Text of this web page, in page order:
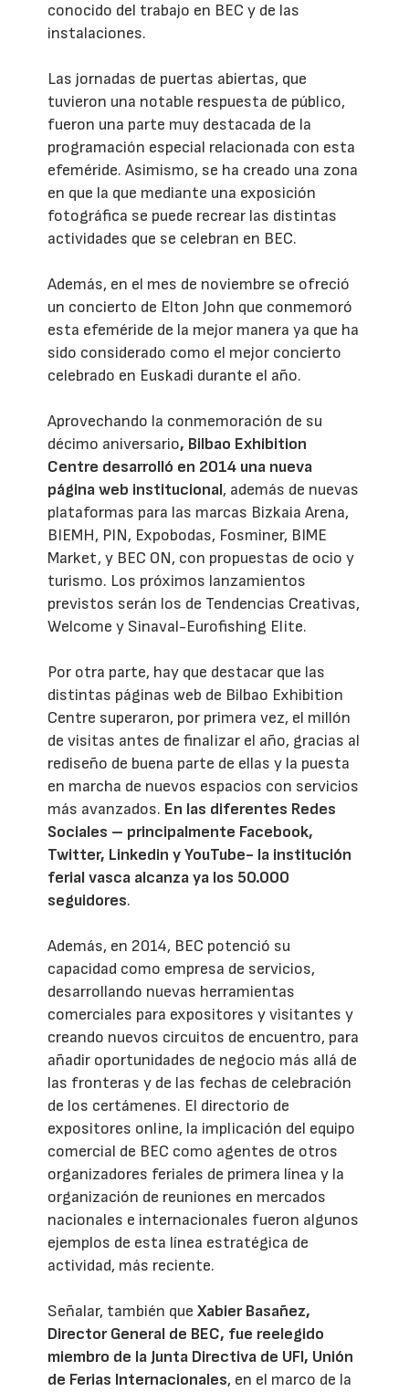
conocido del trabajo en BEC y de las
instalaciones.
Las jornadas de puertas abiertas, que
tuvieron una notable respuesta de público,
fueron una parte muy destacada de la
programación especial relacionada con esta
efeméride. Asimismo, se ha creado una zona
en que la que mediante una exposición
fotográfica se puede recrear las distintas
actividades que se celebran en BEC.
Además, en el mes de noviembre se ofreció
un concierto de Elton John que conmemoró
esta efeméride de la mejor manera ya que ha
sido considerado como el mejor concierto
celebrado en Euskadi durante el año.
Aprovechando la conmemoración de su
décimo aniversario, Bilbao Exhibition
Centre desarrolló en 2014 una nueva
página web institucional, además de nuevas
plataformas para las marcas Bizkaia Arena,
BIEMH, PIN, Expobodas, Fosminer, BIME
Market, y BEC ON, con propuestas de ocio y
turismo. Los próximos lanzamientos
previstos serán los de Tendencias Creativas,
Welcome y Sinaval-Eurofishing Elite.
Por otra parte, hay que destacar que las
distintas páginas web de Bilbao Exhibition
Centre superaron, por primera vez, el millón
de visitas antes de finalizar el año, gracias al
rediseño de buena parte de ellas y la puesta
en marcha de nuevos espacios con servicios
más avanzados. En las diferentes Redes
Sociales – principalmente Facebook,
Twitter, Linkedin yYouTube- la institución
ferial vasca alcanza ya los 50.000
seguidores.
Además, en 2014, BEC potenció su
capacidad como empresa de servicios,
desarrollando nuevas herramientas
comerciales para expositores y visitantes y
creando nuevos circuitos de encuentro, para
añadir oportunidades de negocio más allá de
las fronteras y de las fechas de celebración
de los certámenes. El directorio de
expositores online, la implicación del equipo
comercial de BEC como agentes de otros
organizadores feriales de primera línea y la
organización de reuniones en mercados
nacionales e internacionales fueron algunos
ejemplos de esta línea estratégica de
actividad, más reciente.
Señalar, también queXabier Basañez,
Director General de BEC, fue reelegido
miembro de la Junta Directiva de UFI, Unión
de Ferias Internacionales, en el marco de la